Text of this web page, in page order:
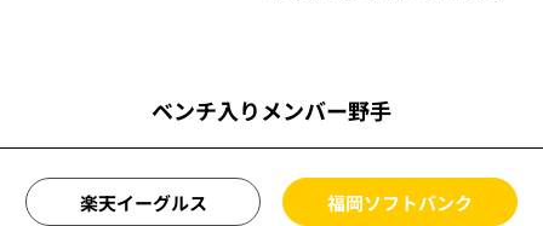
ベンチ入りメンバー野手
楽天イーグルス 福岡ソフトバンク